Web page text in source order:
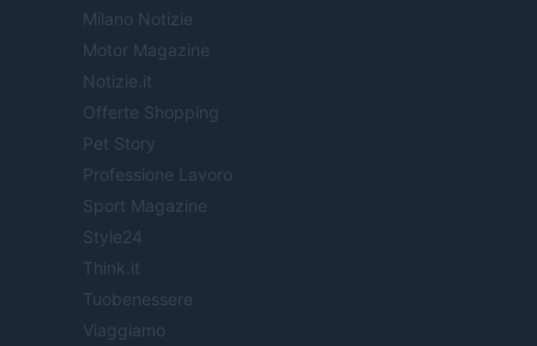
Milano Notizie
Motor Magazine
Notizie.it
Offerte Shopping
Pet Story
Professione Lavoro
Sport Magazine
Style24
Think.it
Tuobenessere
Viaggiamo